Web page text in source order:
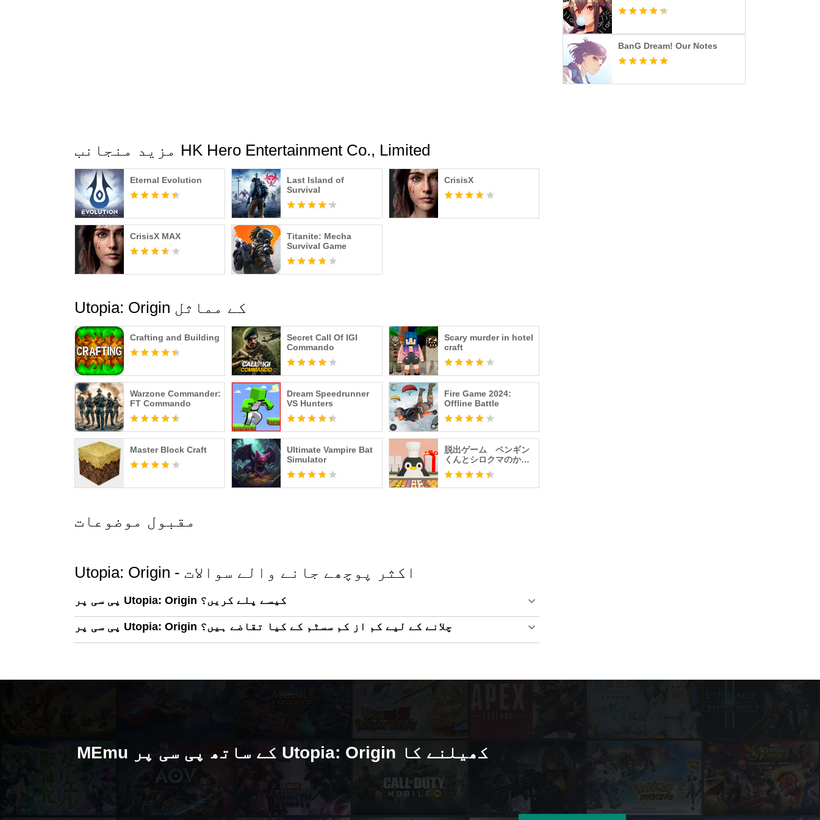
مزید منجانب HK Hero Entertainment Co., Limited
Eternal Evolution
Last Island of
Survival
CrisisX
CrisisX MAX
Titanite: Mecha
Survival Game
Utopia: Origin کے مماثل
Crafting and Building
Secret Call Of IGI
Commando
Scary murder in hotel
craft
Warzone Commander:
FT Commando
Dream Speedrunner
VS Hunters
Fire Game 2024:
Offline Battle
Master Block Craft
Ultimate Vampire Bat
Simulator
脱出ゲーム ペンギン
くんとシロクマのかわ
いいケーキ屋さん
مقبول موضوعات
Utopia: Origin - اکثر پوچھے جانے والے سوالات
پی سی پر Utopia: Origin کیسے پلے کریں؟
پی سی پر Utopia: Origin چلانے کے لیے کم از کم سسٹم کے کیا تقاضے ہیں؟
BanG Dream! Our Notes
MEmu کے ساتھ پی سی پر Utopia: Origin کھیلنے کا